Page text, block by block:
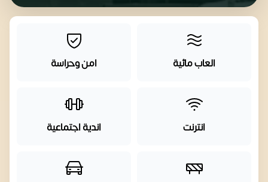
العاب مائية امن وحراسة
انترنت اندية اجتماعية